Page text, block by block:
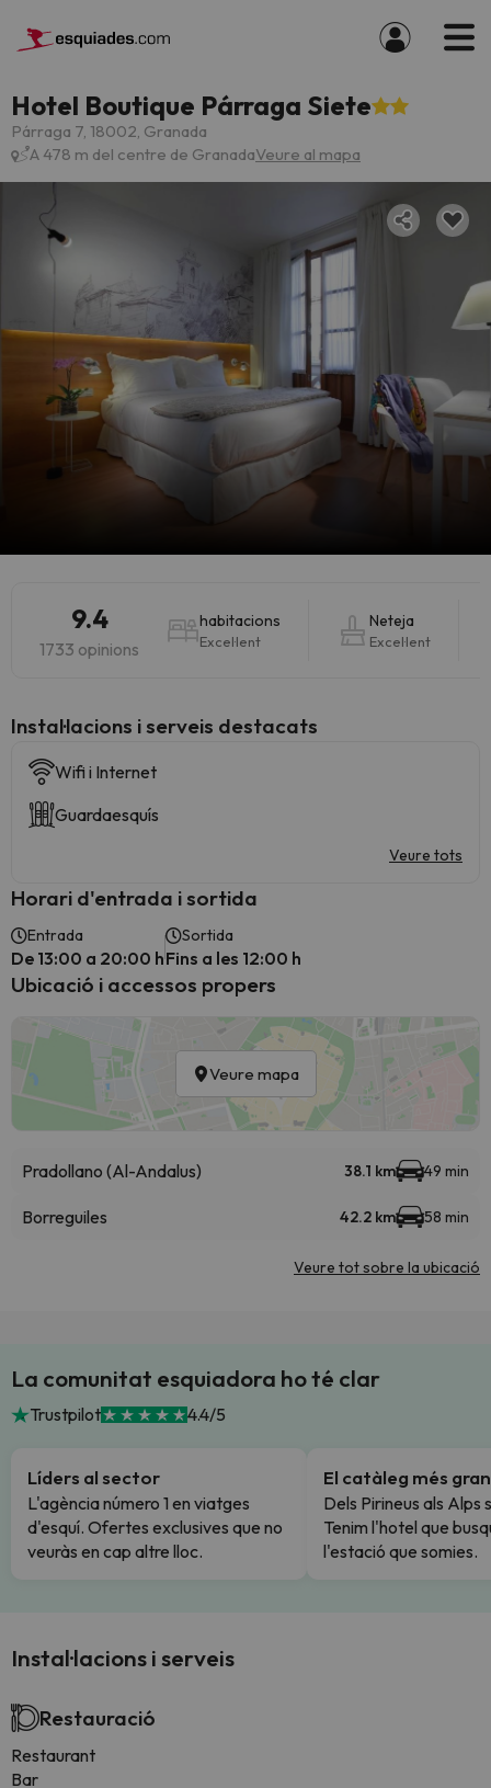
Hotel Boutique Párraga Siete
Párraga 7, 18002, Granada
A 478 m del centre de GranadaVeure al mapa
9.4
1733 opinions
habitacions
Excel·lent
Neteja
Excel·lent
Instal·lacions i serveis destacats
Wifi i Internet
Guardaesquís
Veure tots
Horari d'entrada i sortida
Entrada
De 13:00 a 20:00 h
Sortida
Fins a les 12:00 h
Ubicació i accessos propers
Veure mapa
Pradollano (Al-Andalus) 38.1 km 49 min
Borreguiles 42.2 km 58 min
Veure tot sobre la ubicació
La comunitat esquiadora ho té clar
Trustpilot 4.4/5
Líders al sector
L'agència número 1 en viatges
d'esquí. Ofertes exclusives que no
veuràs en cap altre lloc.
El catàleg més gran
Dels Pirineus als Alps
Tenim l'hotel que
l'estació que somies.
Instal·lacions i serveis
Restauració
Restaurant
Bar